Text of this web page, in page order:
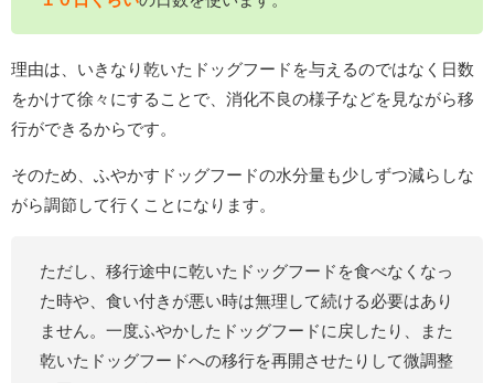
理由は、いきなり乾いたドッグフードを与えるのではなく日数
をかけて徐々にすることで、消化不良の様子などを見ながら移
行ができるからです。
そのため、ふやかすドッグフードの水分量も少しずつ減らしな
がら調節して行くことになります。
ただし、移行途中に乾いたドッグフードを食べなくなっ
た時や、食い付きが悪い時は無理して続ける必要はあり
ません。一度ふやかしたドッグフードに戻したり、また
乾いたドッグフードへの移行を再開させたりして微調整